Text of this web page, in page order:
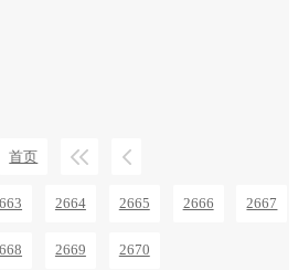
首页
2664 2665 2666 2667
2669 2670